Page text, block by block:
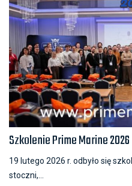
Szkolenie Prime Marine 2026
19 lutego 2026 r. odbyło się
stoczni,...